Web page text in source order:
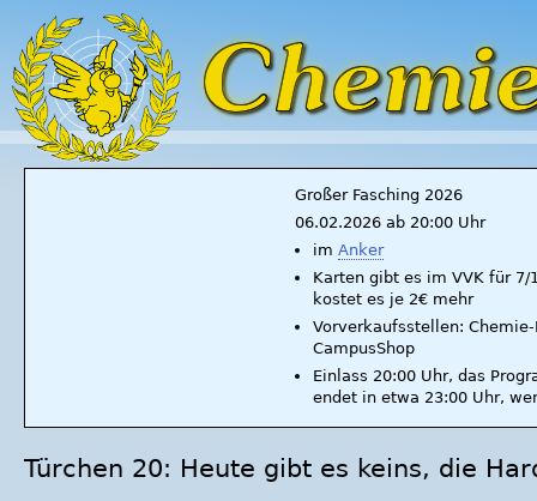
Großer Fasching 2026
06.02.2026 ab 20:00 Uhr
im Anker
Karten gibt es im VVK für 7/
kostet es je 2€ mehr
Vorverkaufsstellen:
CampusShop
Einlass 20:00 Uhr, das
endet in etwa 23:00 Uhr,
Türchen 20: Heute gibt es keins, die